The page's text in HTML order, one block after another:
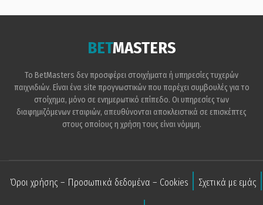
BETMASTERS
Το BetMasters δεν προσφέρει στοιχήματα ή υπηρεσίες τυχερών
παιχνιδιών. Είναι ένα site προγνωστικών που παρέχει συμβουλές για το
στοίχημα, μόνο σε ενημερωτικό επίπεδο. Οι υπηρεσίες των
διαφημιζόμενων εταιριών, απευθύνονται αποκλειστικά σε επισκέπτες
στους οποίους η χρήση τους είναι νόμιμη.
Όροι χρήσης – Προσωπικά δεδομένα – Cookies Σχετικά με εμάς